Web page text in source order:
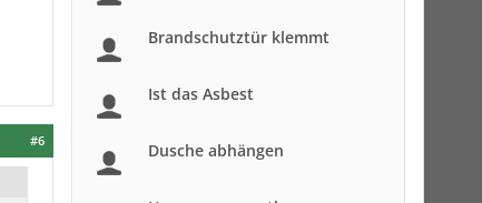
#6
Brandschutztür klemmt
Ist das Asbest
Dusche abhängen